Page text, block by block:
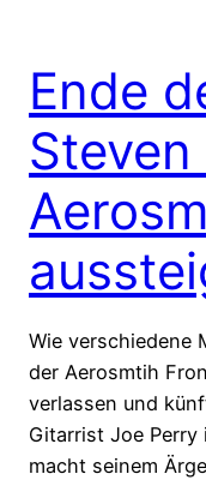
Ende
Wie verschiedene
der Aerosmtih
verlassen und
Gitarrist Joe
macht seinem